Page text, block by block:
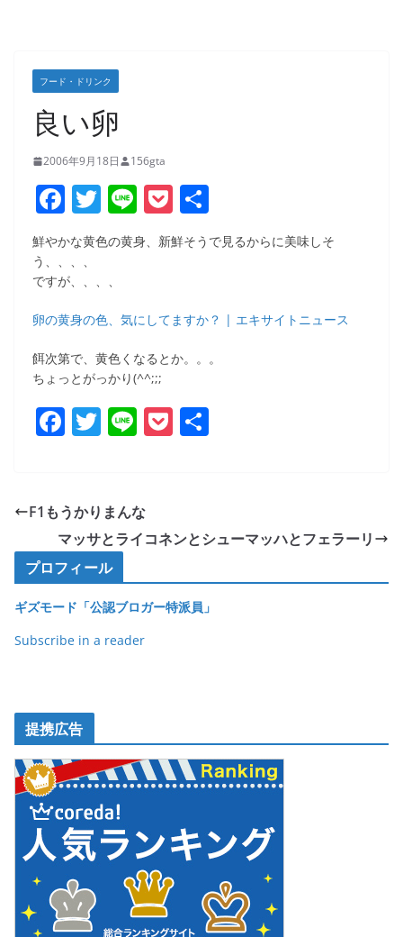
フード・ドリンク
良い卵
2006年9月18日 156gta
F
a
c
e
b
o
o
k
T
w
itt
er
Li
n
e
P
o
ck
有
鮮やかな黄色の黄身、新鮮そうで見るからに美味しそ
う、、、、
ですが、、、、
卵の黄身の色、気にしてますか？ | エキサイトニュース
餌次第で、黄色くなるとか。。。
ちょっとがっかり(^^;;;
F
e
b
o
o
k
T
er
Li P
F1もうかりまんな
マッサとライコネンとシューマッハとフェラーリ
プロフィール
ギズモード「公認ブロガー特派員」
Subscribe in a reader
提携広告